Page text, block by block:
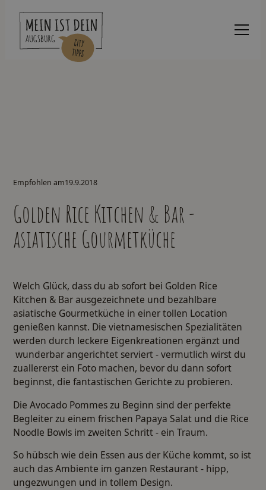
Empfohlen am19.9.2018
Golden Rice Kitchen & Bar -
asiatische Gourmetküche
Welch Glück, dass du ab sofort bei Golden Rice
Kitchen & Bar ausgezeichnete und bezahlbare
asiatische Gourmetküche in einer tollen Location
genießen kannst. Die vietnamesischen Spezialitäten
werden durch leckere Eigenkreationen ergänzt und
wunderbar angerichtet serviert - vermutlich wirst du
zuallererst ein Foto machen, bevor du dann sofort
beginnst, die fantastischen Gerichte zu probieren.
Die Avocado Pommes zu Beginn sind der perfekte
Begleiter zu einem frischen Papaya Salat und die Rice
Noodle Bowls im zweiten Schritt - ein Traum.
So hübsch wie dein Essen aus der Küche kommt, so ist
auch das Ambiente im ganzen Restaurant - hipp,
ungezwungen und in tollem Design.